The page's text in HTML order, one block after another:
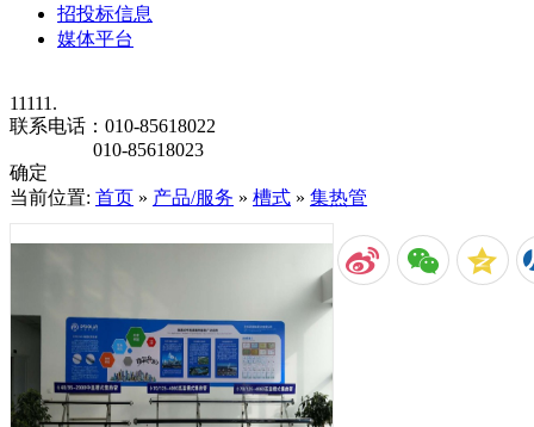
招投标信息
媒体平台
11111.
联系电话： 010-85618022
010-85618023
确定
当前位置: 首页 » 产品/服务 » 槽式 » 集热管